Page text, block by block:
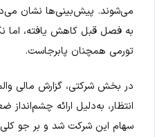
می‌شوند. پیش‌بینی‌ها نشان
به فصل قبل کاهش یافته، اما
تورمی همچنان پابرجاست.
در بخش شرکتی، گزارش مالی
انتظار، به‌دلیل ارائه چشم‌انداز
سهام این شرکت شد و بر جو کلی